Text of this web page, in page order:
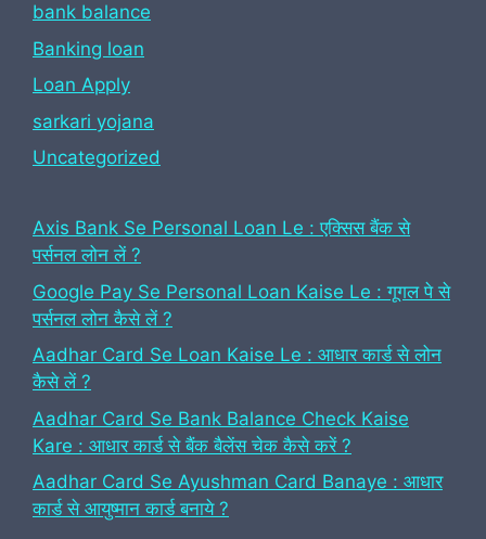
bank balance
Banking loan
Loan Apply
sarkari yojana
Uncategorized
Axis Bank Se Personal Loan Le : एक्सिस बैंक से
पर्सनल लोन लें ?
Google Pay Se Personal Loan Kaise Le : गूगल पे से
पर्सनल लोन कैसे लें ?
Aadhar Card Se Loan Kaise Le : आधार कार्ड से लोन
कैसे लें ?
Aadhar Card Se Bank Balance Check Kaise
Kare : आधार कार्ड से बैंक बैलेंस चेक कैसे करें ?
Aadhar Card Se Ayushman Card Banaye : आधार
कार्ड से आयुष्मान कार्ड बनाये ?